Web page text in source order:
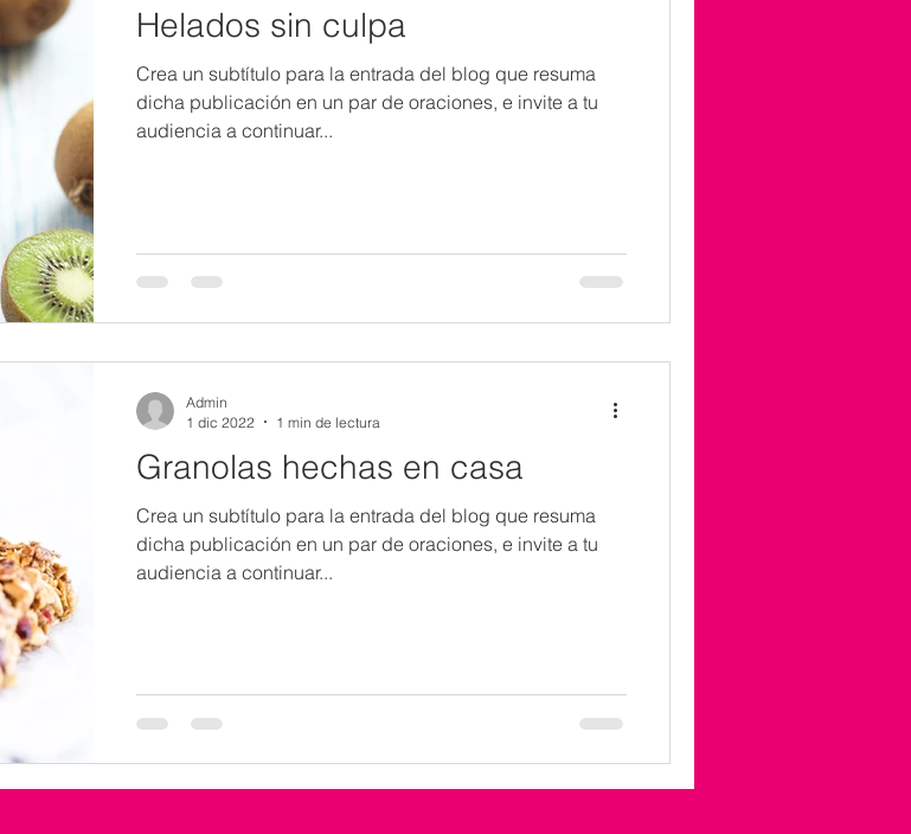
Helados sin culpa
Crea un subtítulo para la entrada del blog que resuma
dicha publicación en un par de oraciones, e invite a tu
audiencia a continuar...
Granolas hechas en casa
Crea un subtítulo para la entrada del blog que resuma
dicha publicación en un par de oraciones, e invite a tu
audiencia a continuar...
Admin
1 dic 2022
1 min de lectura